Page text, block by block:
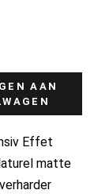
AAN
Effet
matte